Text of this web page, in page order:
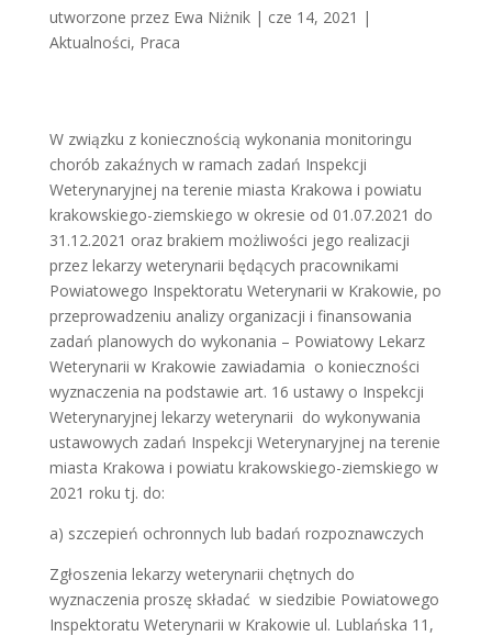
utworzone przez Ewa Niżnik| cze 14, 2021 |
Aktualności, Praca
W związku z koniecznością wykonania monitoringu
chorób zakaźnych w ramach zadań Inspekcji
Weterynaryjnej na terenie miasta Krakowa i powiatu
krakowskiego-ziemskiego w okresie od 01.07.2021 do
31.12.2021 oraz brakiem możliwości jego realizacji
przez lekarzy weterynarii będących pracownikami
Powiatowego Inspektoratu Weterynarii w Krakowie, po
przeprowadzeniu analizy organizacji i finansowania
zadań planowych do wykonania – Powiatowy Lekarz
Weterynarii w Krakowie zawiadamia o konieczności
wyznaczenia na podstawie art. 16 ustawy o Inspekcji
Weterynaryjnej lekarzy weterynarii do wykonywania
ustawowych zadań Inspekcji Weterynaryjnej na terenie
miasta Krakowa i powiatu krakowskiego-ziemskiego w
2021 roku tj. do:
a) szczepień ochronnych lub badań rozpoznawczych
Zgłoszenia lekarzy weterynarii chętnych do
wyznaczenia proszę składać w siedzibie Powiatowego
Inspektoratu Weterynarii w Krakowie ul. Lublańska 11,